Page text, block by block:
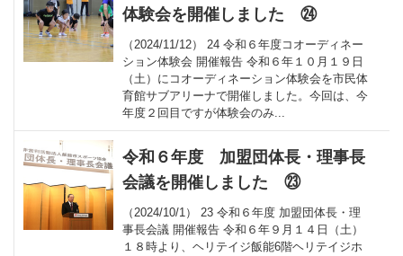
体験会を開催しました ㉔
（2024/11/12） 24 令和６年度コオーディネー
ション体験会 開催報告 令和６年１０月１９日
（土）にコオーディネーション体験会を市民体
育館サブアリーナで開催しました。今回は、今
年度２回目ですが体験会のみ...
令和６年度 加盟団体長・理事長
会議を開催しました ㉓
（2024/10/1） 23 令和６年度 加盟団体長・理
事長会議 開催報告 令和６年９月１４日（土）
１８時より、ヘリテイジ飯能6階ヘリテイジホ